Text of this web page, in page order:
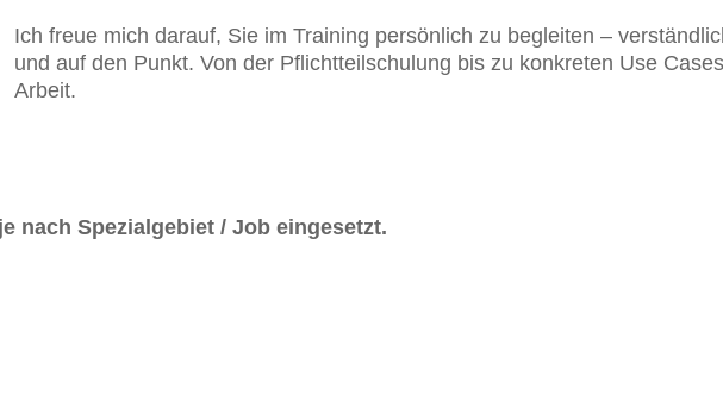
Ich freue mich darauf, Sie im Training persönlich zu begleiten –
und auf den Punkt. Von der Pflichtteilschulung bis zu konkreten Use
Arbeit.
nach Spezialgebiet / Job eingesetzt.